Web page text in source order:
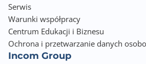
Serwis
Warunki współpracy
Centrum Edukacji i Biznesu
Ochrona i przetwarzanie danych
Incom Group